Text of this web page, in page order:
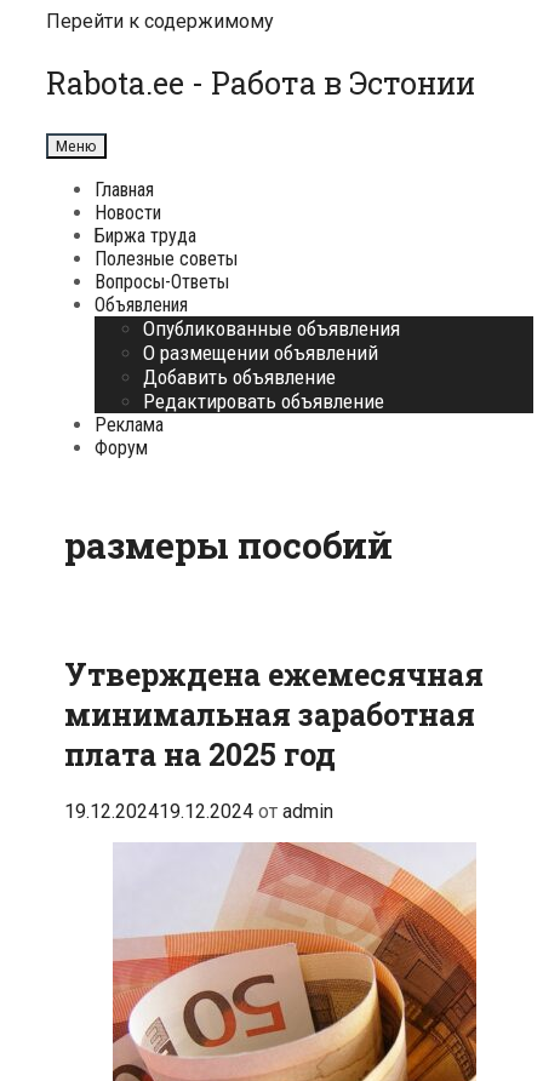
Перейти к содержимому
Rabota.ee - Работа в Эстонии
Меню
Главная
Новости
Биржа труда
Полезные советы
Вопросы-Ответы
Объявления
Опубликованные объявления
О размещении объявлений
Добавить объявление
Редактировать объявление
Реклама
Форум
размеры пособий
Утверждена ежемесячная
минимальная заработная
плата на 2025 год
19.12.202419.12.2024 от admin